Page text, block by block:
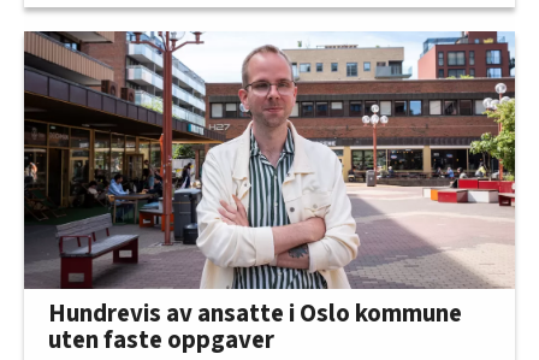
Hundrevis av ansatte i Oslo kommune
uten faste oppgaver